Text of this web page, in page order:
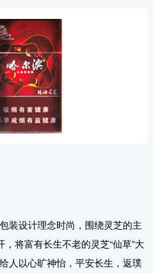
装设计理念时尚，围绕灵芝的主
，将富有长生不老的灵芝“仙草”大
人以心旷神怡，平安长生，返璞